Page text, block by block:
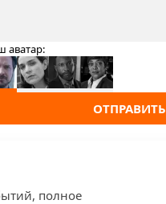
аватар:
ОТПРАВИТЬ
полное